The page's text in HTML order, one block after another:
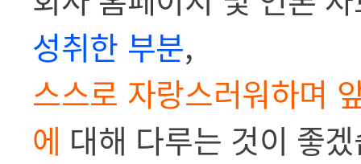
성취한 부분,
스스로 자랑스러워하며
에 대해 다루는 것이 좋